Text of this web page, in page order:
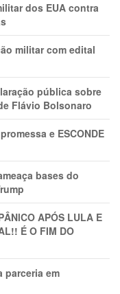
dos EUA contra
militar com edital
pública sobre
Flávio Bolsonaro
e ESCONDE
bases do
APÓS LULA E
É O FIM DO
parceria em